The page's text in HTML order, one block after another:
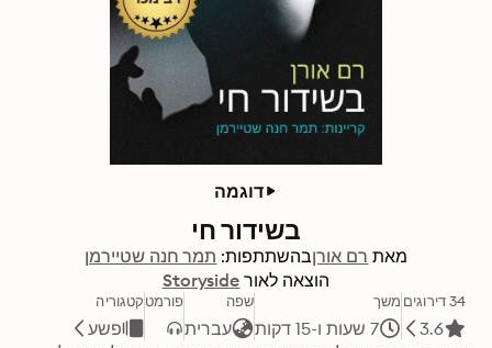
דוגמה
בשידור חי
מאת רם אורןבהשתתפות: תמר חנה שטיירמן
הוצאה לאור Storyside
34 דירוגים
3.6
משך
7 שעות ו-15 דקות
שפה
עברית
פורמטקטגוריה
פשע